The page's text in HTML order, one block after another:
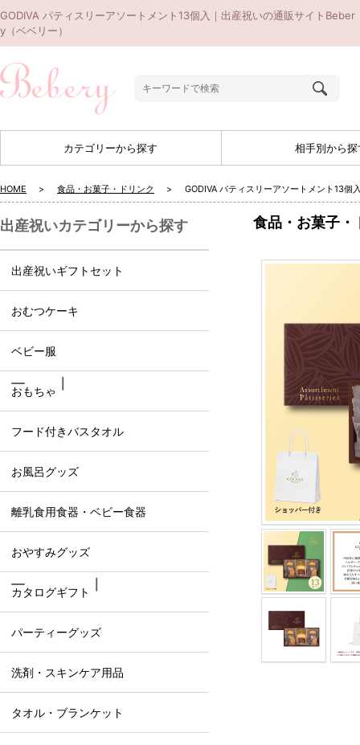
GODIVA パティスリーアソートメント13個入｜出産祝いの通販サイトBeber
y（ベベリー）
カテゴリーから探す 相手別から探
HOME 食品・お菓子・ドリンク GODIVA パティスリーアソートメント13個
食品・お菓子・
出産祝いカテゴリーから探す
出産祝いギフトセット
おむつケーキ
ベビー服
おもちゃ
フード付きバスタオル
お風呂グッズ
離乳食用食器・ベビー食器
おやすみグッズ
カタログギフト
パーティーグッズ
洗剤・スキンケア用品
タオル・ブランケット